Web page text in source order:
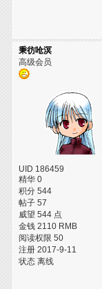
秉彷呛溟
高级会员
UID 186459
精华 0
积分 544
帖子 57
威望 544 点
金钱 2110 RMB
阅读权限 50
注册 2017-9-11
状态 离线